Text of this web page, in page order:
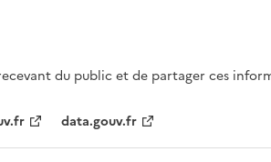
du public et de partager ces
data.gouv.fr